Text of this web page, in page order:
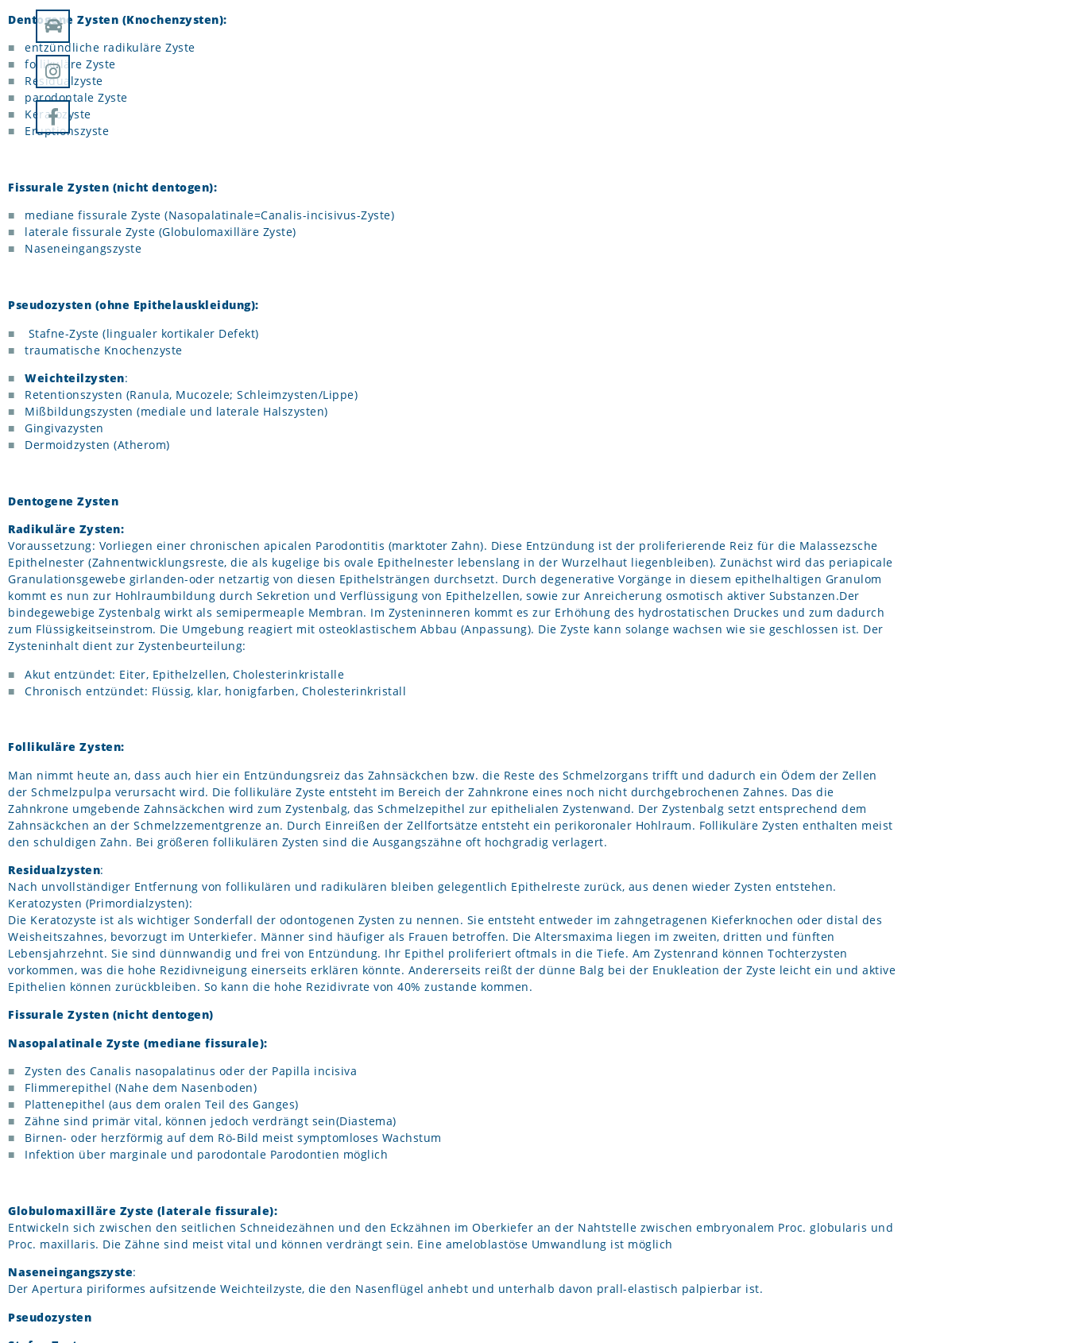
Dentogene Zysten (Knochenzysten):
entzündliche radikuläre Zyste
follikuläre Zyste
Residualzyste
parodontale Zyste
Keratozyste
Eruptionszyste
Fissurale Zysten (nicht dentogen):
mediane fissurale Zyste (Nasopalatinale=Canalis-incisivus-Zyste)
laterale fissurale Zyste (Globulomaxilläre Zyste)
Naseneingangszyste
Pseudozysten (ohne Epithelauskleidung):
Stafne-Zyste (lingualer kortikaler Defekt)
traumatische Knochenzyste
Weichteilzysten:
Retentionszysten (Ranula, Mucozele; Schleimzysten/Lippe)
Mißbildungszysten (mediale und laterale Halszysten)
Gingivazysten
Dermoidzysten (Atherom)
Dentogene Zysten
Radikuläre Zysten:
Voraussetzung: Vorliegen einer chronischen apicalen Parodontitis (marktoter Zahn). Diese Entzündung ist der proliferierende Reiz für die Malassezsche
Epithelnester (Zahnentwicklungsreste, die als kugelige bis ovale Epithelnester lebenslang in der Wurzelhaut liegenbleiben). Zunächst wird das periapicale
Granulationsgewebe girlanden-oder netzartig von diesen Epithelsträngen durchsetzt. Durch degenerative Vorgänge in diesem epithelhaltigen Granulom
kommt es nun zur Hohlraumbildung durch Sekretion und Verflüssigung von Epithelzellen, sowie zur Anreicherung osmotisch aktiver Substanzen.Der
bindegewebige Zystenbalg wirkt als semipermeaple Membran. Im Zysteninneren kommt es zur Erhöhung des hydrostatischen Druckes und zum dadurch
zum Flüssigkeitseinstrom. Die Umgebung reagiert mit osteoklastischem Abbau (Anpassung). Die Zyste kann solange wachsen wie sie geschlossen ist. Der
Zysteninhalt dient zur Zystenbeurteilung:
Akut entzündet: Eiter, Epithelzellen, Cholesterinkristalle
Chronisch entzündet: Flüssig, klar, honigfarben, Cholesterinkristall
Follikuläre Zysten:
Man nimmt heute an, dass auch hier ein Entzündungsreiz das Zahnsäckchen bzw. die Reste des Schmelzorgans trifft und dadurch ein Ödem der Zellen
der Schmelzpulpa verursacht wird. Die follikuläre Zyste entsteht im Bereich der Zahnkrone eines noch nicht durchgebrochenen Zahnes. Das die
Zahnkrone umgebende Zahnsäckchen wird zum Zystenbalg, das Schmelzepithel zur epithelialen Zystenwand. Der Zystenbalg setzt entsprechend dem
Zahnsäckchen an der Schmelzzementgrenze an. Durch Einreißen der Zellfortsätze entsteht ein perikoronaler Hohlraum. Follikuläre Zysten enthalten meist
den schuldigen Zahn. Bei größeren follikulären Zysten sind die Ausgangszähne oft hochgradig verlagert.
Residualzysten:
Nach unvollständiger Entfernung von follikulären und radikulären bleiben gelegentlich Epithelreste zurück, aus denen wieder Zysten entstehen.
Keratozysten (Primordialzysten):
Die Keratozyste ist als wichtiger Sonderfall der odontogenen Zysten zu nennen. Sie entsteht entweder im zahngetragenen Kieferknochen oder distal des
Weisheitszahnes, bevorzugt im Unterkiefer. Männer sind häufiger als Frauen betroffen. Die Altersmaxima liegen im zweiten, dritten und fünften
Lebensjahrzehnt. Sie sind dünnwandig und frei von Entzündung. Ihr Epithel proliferiert oftmals in die Tiefe. Am Zystenrand können Tochterzysten
vorkommen, was die hohe Rezidivneigung einerseits erklären könnte. Andererseits reißt der dünne Balg bei der Enukleation der Zyste leicht ein und aktive
Epithelien können zurückbleiben. So kann die hohe Rezidivrate von 40% zustande kommen.
Fissurale Zysten (nicht dentogen)
Nasopalatinale Zyste (mediane fissurale):
Zysten des Canalis nasopalatinus oder der Papilla incisiva
Flimmerepithel (Nahe dem Nasenboden)
Plattenepithel (aus dem oralen Teil des Ganges)
Zähne sind primär vital, können jedoch verdrängt sein(Diastema)
Birnen- oder herzförmig auf dem Rö-Bild meist symptomloses Wachstum
Infektion über marginale und parodontale Parodontien möglich
Globulomaxilläre Zyste (laterale fissurale):
Entwickeln sich zwischen den seitlichen Schneidezähnen und den Eckzähnen im Oberkiefer an der Nahtstelle zwischen embryonalem Proc. globularis und
Proc. maxillaris. Die Zähne sind meist vital und können verdrängt sein. Eine ameloblastöse Umwandlung ist möglich
Naseneingangszyste:
Der Apertura piriformes aufsitzende Weichteilzyste, die den Nasenflügel anhebt und unterhalb davon prall-elastisch palpierbar ist.
Pseudozysten